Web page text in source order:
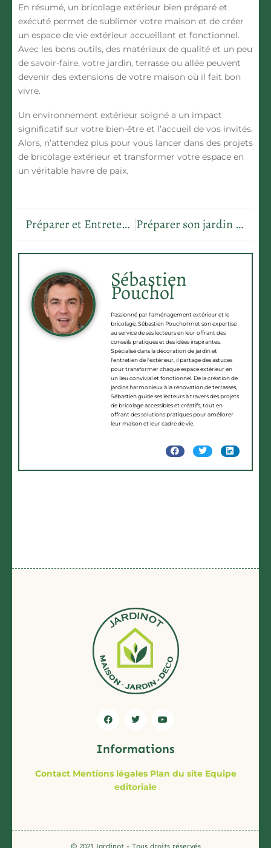
En résumé, un bricolage extérieur bien préparé et
exécuté permet de sublimer votre maison et de créer
un espace de vie extérieur accueillant et fonctionnel.
Avec les bons outils, des matériaux de qualité et un peu
de savoir-faire, votre jardin, terrasse ou allée peuvent
devenir des extensions de votre maison où il fait bon
vivre.
Un environnement extérieur soigné a un impact
significatif sur votre bien-être et l’accueil de vos invités.
Alors, n’attendez plus pour vous lancer dans des projets
de bricolage extérieur et transformer votre espace en
un véritable havre de paix.
Préparer et Entretenir Son Gazon au Printemps: Conseils pour un Jardin Resplendissant Préparer son jardin pour l’hiver: Conseils et astuces
Sébastien
Pouchol
Passionné par l'aménagement extérieur et le
bricolage, Sébastien Pouchol met son expertise
au service de ses lecteurs en leur offrant des
conseils pratiques et des idées inspirantes.
Spécialisé dans la décoration de jardin et
l'entretien de l'extérieur, il partage des astuces
pour transformer chaque espace extérieur en
un lieu convivial et fonctionnel. De la création de
jardins harmonieux à la rénovation de terrasses,
Sébastien guide ses lecteurs à travers des projets
de bricolage accessibles et créatifs, tout en
offrant des solutions pratiques pour améliorer
leur maison et leur cadre de vie.
Informations
Contact Mentions légales Plan du site Equipe
editoriale